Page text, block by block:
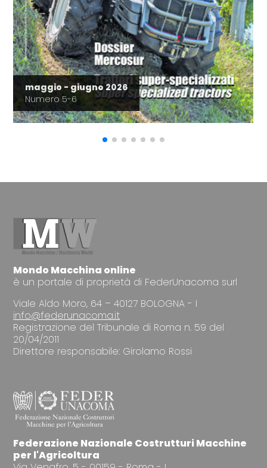
maggio - giugno 2026
Numero 5-6
Mondo Macchina online
è un portale di proprietà di FederUnacoma surl
Viale Aldo Moro, 64 – 40127 BOLOGNA - I
info@federunacoma.it
Registrazione del Tribunale di Roma n. 59 del
20/04/2011
Direttore responsabile: Girolamo Rossi
Federazione Nazionale Costrutturi Macchine
per l'Agricoltura